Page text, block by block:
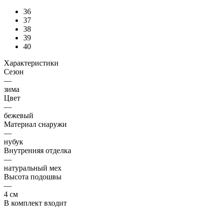
36
37
38
39
40
Характеристики
Сезон
—
зима
Цвет
—
бежевый
Материал снаружи
—
нубук
Внутренняя отделка
—
натуральный мех
Высота подошвы
—
4 см
В комплект входит